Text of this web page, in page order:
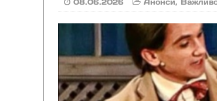
08.06.2026 Анонси,